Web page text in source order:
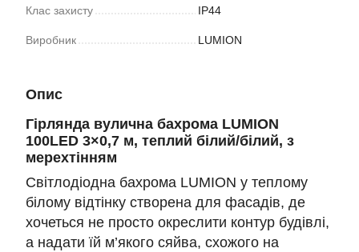
Клас захисту IP44
Виробник LUMION
Опис
Гірлянда вулична бахрома LUMION
100LED 3×0,7 м, теплий білий/білий, з
мерехтінням
Світлодіодна бахрома LUMION у теплому
білому відтінку створена для фасадів, де
хочеться не просто окреслити контур будівлі,
а надати їй м’якого сяйва, схожого на